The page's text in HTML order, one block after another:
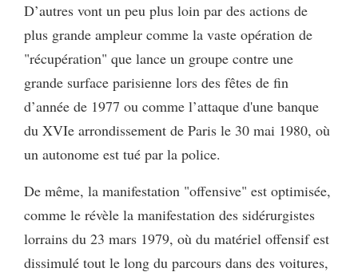
D’autres vont un peu plus loin par des actions de
plus grande ampleur comme la vaste opération de
"récupération" que lance un groupe contre une
grande surface parisienne lors des fêtes de fin
d’année de 1977 ou comme l’attaque d'une banque
du XVIe arrondissement de Paris le 30 mai 1980, où
un autonome est tué par la police.
De même, la manifestation "offensive" est optimisée,
comme le révèle la manifestation des sidérurgistes
lorrains du 23 mars 1979, où du matériel offensif est
dissimulé tout le long du parcours dans des voitures,